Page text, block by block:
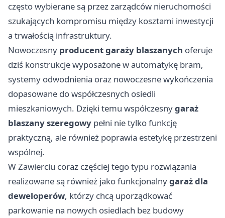
często wybierane są przez zarządców nieruchomości
szukających kompromisu między kosztami inwestycji
a trwałością infrastruktury.
Nowoczesny producent garaży blaszanych oferuje
dziś konstrukcje wyposażone w automatykę bram,
systemy odwodnienia oraz nowoczesne wykończenia
dopasowane do współczesnych osiedli
mieszkaniowych. Dzięki temu współczesnygaraż
blaszany szeregowy pełni nie tylko funkcję
praktyczną, ale również poprawia estetykę przestrzeni
wspólnej.
W Zawierciu coraz częściej tego typu rozwiązania
realizowane są również jako funkcjonalnygaraż dla
deweloperów, którzy chcą uporządkować
parkowanie na nowych osiedlach bez budowy